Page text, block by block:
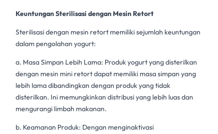
Keuntungan Sterilisasi dengan Mesin Retort
Sterilisasi dengan mesin retort memiliki sejumlah keuntungan
dalam pengolahan yogurt:
a. Masa Simpan Lebih Lama: Produk yogurt yang disterilkan
dengan mesin mini retortdapat memiliki masa simpan yang
lebih lama dibandingkan dengan produk yang tidak
disterilkan. Ini memungkinkan distribusi yang lebih luas dan
mengurangi limbah makanan.
b. Keamanan Produk: Dengan menginaktivasi